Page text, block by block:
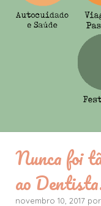
Nunca foi
ao
novembro 10, 2017 por